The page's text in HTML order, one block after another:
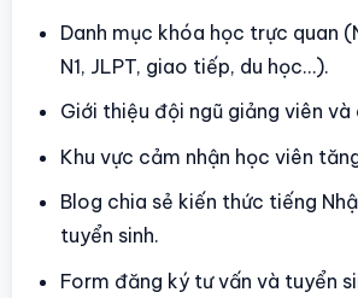
Danh mục khóa học trực quan
N1, JLPT, giao tiếp, du học…).
Giới thiệu đội ngũ giảng viên
Khu vực cảm nhận học viên
Blog chia sẻ kiến thức tiếng
tuyển sinh.
Form đăng ký tư vấn và tuyển